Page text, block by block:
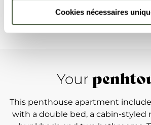
Cookies nécessaires
Your
This penthouse apartment
with a double bed, a cabin-styled